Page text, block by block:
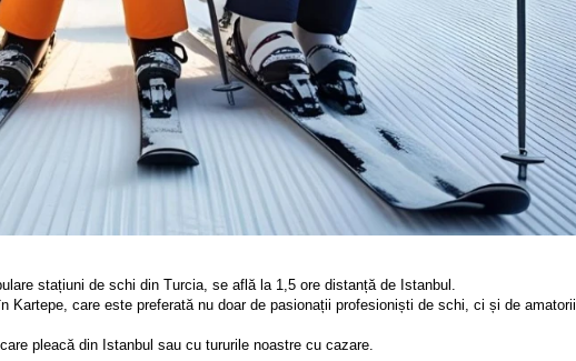
stațiuni de schi din Turcia, se află la 1,5 ore distanță de Istanbul.
Kartepe, care este preferată nu doar de pasionații profesioniști de schi, ci și de amatorii
pleacă din Istanbul sau cu tururile noastre cu cazare.